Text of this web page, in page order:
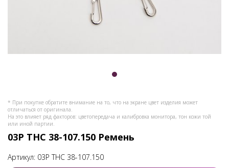
* При покупке обратите внимание на то, что на экране цвет изделия может
отличаться от оригинала.
На это влияет ряд факторов: цветопередача и калибровка монитора, тон кожи той
или иной партии.
03Р ТНС 38-107.150 Ремень
Артикул: 03Р ТНС 38-107.150